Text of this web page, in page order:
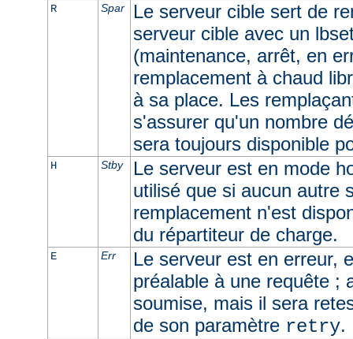
R Spar
Le serveur cible sert de
serveur cible avec un
(maintenance, arrêt, en
remplacement à chaud
à sa place. Les
s'assurer qu'un nombre
sera toujours disponible
H Stby
Le serveur est en mode
utilisé que si aucun autre
remplacement n'est
du répartiteur de charge.
E Err
Le serveur est en erreur,
préalable à une requête ;
soumise, mais il sera
de son paramètre retry.